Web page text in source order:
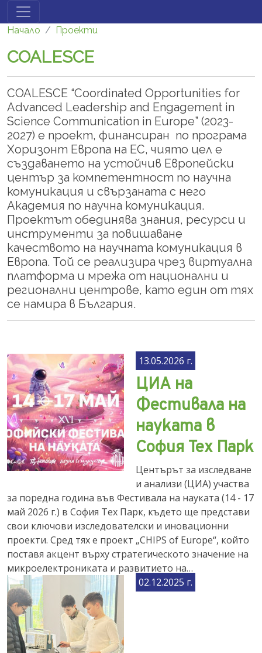
Премини към основното съдържание
Начало Проекти
COALESCE
COALESCE “Coordinated Opportunities for
Advanced Leadership and Engagement in
Science Communication in Europe” (2023-
2027) е проект, финансиран по програма
Хоризонт Европа на ЕС, чиято цел е
създаването на устойчив Европейски
център за компетентност по научна
комуникация и свързаната с него
Академия по научна комуникация.
Проектът обединява знания, ресурси и
инструменти за повишаване
качеството на научната комуникация в
Европа. Той се реализира чрез виртуална
платформа и мрежа от национални и
регионални центрове, като един от тях
се намира в България.
13.05.2026 г.
ЦИА на
Фестивала на
науката в
София Тех Парк
Центърът за изследване
и анализи (ЦИА) участва
за поредна година във Фестивала на науката (14 - 17
май 2026 г.) в София Тех Парк, където ще представи
свои ключови изследователски и иновационни
проекти. Сред тях е проект „CHIPS of Europe“, който
поставя акцент върху стратегическото значение на
микроелектрониката и развитието на…
02.12.2025 г.